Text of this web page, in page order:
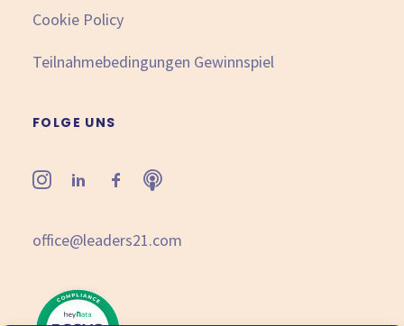
Cookie Policy
Teilnahmebedingungen Gewinnspiel
FOLGE UNS
office@leaders21.com